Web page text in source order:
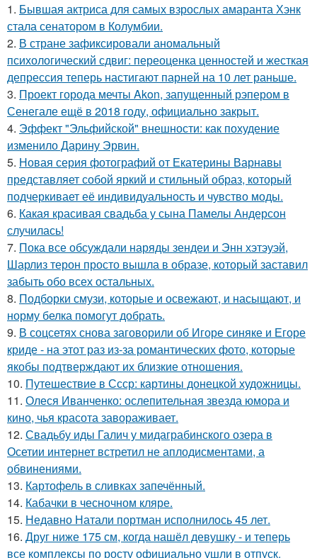
1. Бывшая актриса для самых взрослых амаранта Хэнк
стала сенатором в Колумбии.
2. В стране зафиксировали аномальный
психологический сдвиг: переоценка ценностей и жесткая
депрессия теперь настигают парней на 10 лет раньше.
3. Проект города мечты Akon, запущенный рэпером в
Сенегале ещё в 2018 году, официально закрыт.
4. Эффект "Эльфийской" внешности: как похудение
изменило Дарину Эрвин.
5. Новая серия фотографий от Екатерины Варнавы
представляет собой яркий и стильный образ, который
подчеркивает её индивидуальность и чувство моды.
6. Какая красивая свадьба у сына Памелы Андерсон
случилась!
7. Пока все обсуждали наряды зендеи и Энн хэтэуэй,
Шарлиз терон просто вышла в образе, который заставил
забыть обо всех остальных.
8. Подборки смузи, которые и освежают, и насыщают, и
норму белка помогут добрать.
9. В соцсетях снова заговорили об Игоре синяке и Егоре
криде - на этот раз из-за романтических фото, которые
якобы подтверждают их близкие отношения.
10. Путешествие в Ссср: картины донецкой художницы.
11. Олеся Иванченко: ослепительная звезда юмора и
кино, чья красота завораживает.
12. Свадьбу иды Галич у мидаграбинского озера в
Осетии интернет встретил не аплодисментами, а
обвинениями.
13. Картофель в сливках запечённый.
14. Кабачки в чесночном кляре.
15. Недавно Натали портман исполнилось 45 лет.
16. Друг ниже 175 см, когда нашёл девушку - и теперь
все комплексы по росту официально ушли в отпуск.